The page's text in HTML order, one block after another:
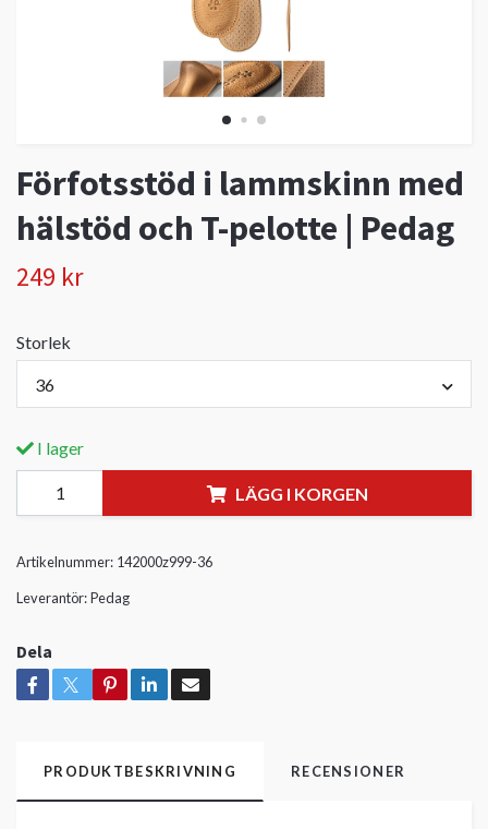
Förfotsstöd i lammskinn med
hälstöd och T-pelotte | Pedag
249 kr
Storlek
36
I lager
LÄGG I KORGEN
Artikelnummer: 142000z999-36
Leverantör:Pedag
Dela
PRODUKTBESKRIVNING RECENSIONER